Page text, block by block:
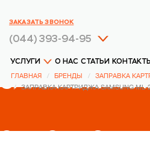
УСЛУГИ О НАС СТАТЬИ КОНТАКТЫ
(044) 393-94-95
ЗАКАЗАТЬ ЗВОНОК
ГЛАВНАЯ БРЕНДЫ
ЗАПРАВКА
ЗАПРАВКА КАРТРИДЖА SAMSUNG ML-
ЗАПРАВКА
SAMSUNG